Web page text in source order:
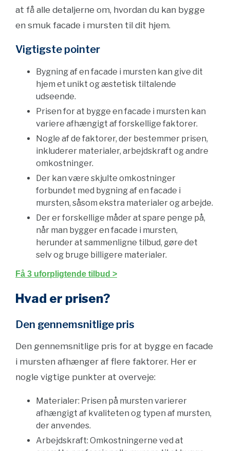
at få alle detaljerne om, hvordan du kan bygge
en smuk facade i mursten til dit hjem.
Vigtigste pointer
Bygning af en facade i mursten kan give dit
hjem et unikt og æstetisk tiltalende
udseende.
Prisen for at bygge en facade i mursten kan
variere afhængigt af forskellige faktorer.
Nogle af de faktorer, der bestemmer prisen,
inkluderer materialer, arbejdskraft og andre
omkostninger.
Der kan være skjulte omkostninger
forbundet med bygning af en facade i
mursten, såsom ekstra materialer og arbejde.
Der er forskellige måder at spare penge på,
når man bygger en facade i mursten,
herunder at sammenligne tilbud, gøre det
selv og bruge billigere materialer.
Få 3 uforpligtende tilbud >
Hvad er prisen?
Den gennemsnitlige pris
Den gennemsnitlige pris for at bygge en facade
i mursten afhænger af flere faktorer. Her er
nogle vigtige punkter at overveje:
Materialer: Prisen på mursten varierer
afhængigt af kvaliteten og typen af mursten,
der anvendes.
Arbejdskraft: Omkostningerne ved at